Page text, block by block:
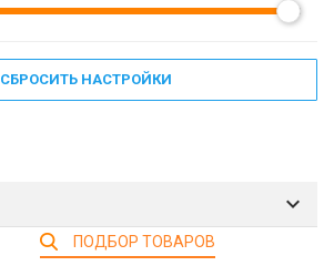
СБРОСИТЬ НАСТРОЙКИ
ПОДБОР ТОВАРОВ